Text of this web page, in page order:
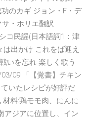
のカギ ジョン・F・デ
・ホリエ翻訳
コ民謡(日本語詞1：津
出かけ これをば迎え
いを忘れ 楽しく歌う
09 「【覚書】チキン
いたレシピが好評だ
料:鶏モモ肉、にんに
アジアに位置し、イン